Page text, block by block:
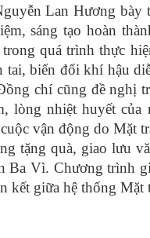
Lan Hương bày
sáng tạo hoàn
quá trình thực
tai, biến đổi khí hậu
chí cũng đề nghị
lòng nhiệt huyết
vận động do Mặt
tặng quà, giao lưu
Ba Vì. Chương trình
kết giữa hệ thống